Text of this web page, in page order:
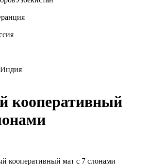
Индия
кооперативный